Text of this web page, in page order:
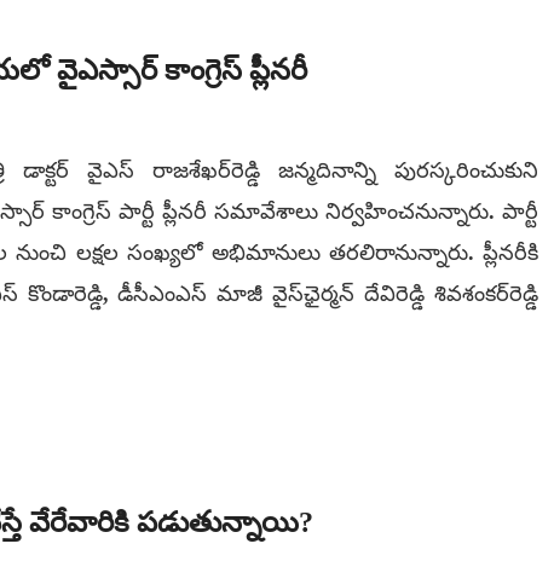
వైఎస్సార్‌ కాంగ్రెస్‌ ప్లీనరీ
వైఎస్‌ రాజశేఖర్‌రెడ్డి జన్మదినాన్ని పురస్కరించుకుని
కాంగ్రెస్‌ పార్టీ ప్లీనరీ సమావేశాలు నిర్వహించనున్నారు. పార్టీ
లక్షల సంఖ్యలో అభిమానులు తరలిరానున్నారు. ప్లీనరీకి
కొండారెడ్డి, డీసీఎంఎస్‌ మాజీ వైస్‌ఛైర్మన్‌ దేవిరెడ్డి శివశంకర్‌రెడ్డి
వేరేవారికి పడుతున్నాయి?